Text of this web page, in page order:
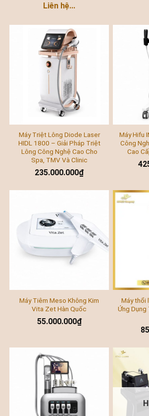
Liên hệ...
Máy Triệt Lông Diode Laser
HIDL 1800 – Giải Pháp Triệt
Lông Công Nghệ Cao Cho
Spa, TMV Và Clinic
235.000.000₫
Máy Hifu
Công
Cao
Máy Tiêm Meso Không Kim
Vita Zet Hàn Quốc
55.000.000₫
Máy thổi
Ứng Dụng